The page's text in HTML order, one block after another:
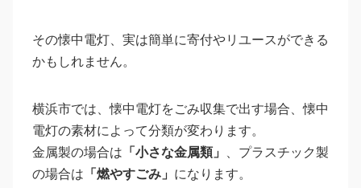
その懐中電灯、実は簡単に寄付やリユースができる
かもしれません。
横浜市では、懐中電灯をごみ収集で出す場合、懐中
電灯の素材によって分類が変わります。
金属製の場合は 「小さな金属類」
、プラスチック製
の場合は 「燃やすごみ」 になります。